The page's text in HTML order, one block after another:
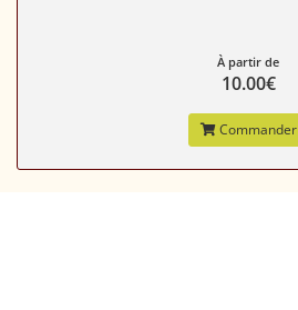
À partir de
10.00€
Commander